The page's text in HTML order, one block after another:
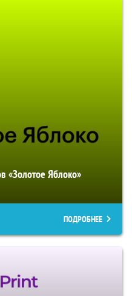
«Золотое Яблоко»
ПОДРОБНЕЕ